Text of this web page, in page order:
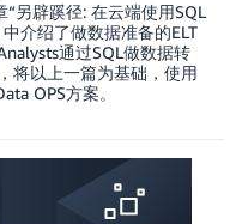
另辟蹊径: 在云端使用SQL
介绍了做数据准备的ELT
通过SQL做数据转
将以上一篇为基础，使用
OPS方案。